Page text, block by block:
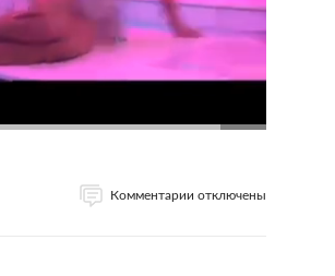
Комментарии отключены